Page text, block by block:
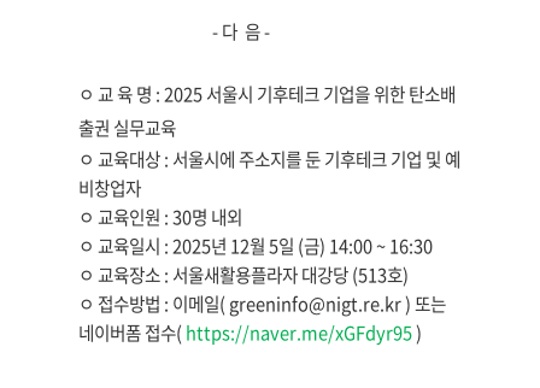
- 다 음 -
ㅇ 교 육 명 : 2025 서울시 기후테크 기업을 위한 탄소배
출권 실무교육
ㅇ 교육대상 : 서울시에 주소지를 둔 기후테크 기업 및 예
비창업자
ㅇ 교육인원 : 30명 내외
ㅇ 교육일시 : 2025년 12월 5일 (금) 14:00 ~ 16:30
ㅇ 교육장소 : 서울새활용플라자 대강당 (513호)
ㅇ 접수방법 : 이메일( greeninfo@nigt.re.kr ) 또는
네이버폼 접수( https://naver.me/xGFdyr95)